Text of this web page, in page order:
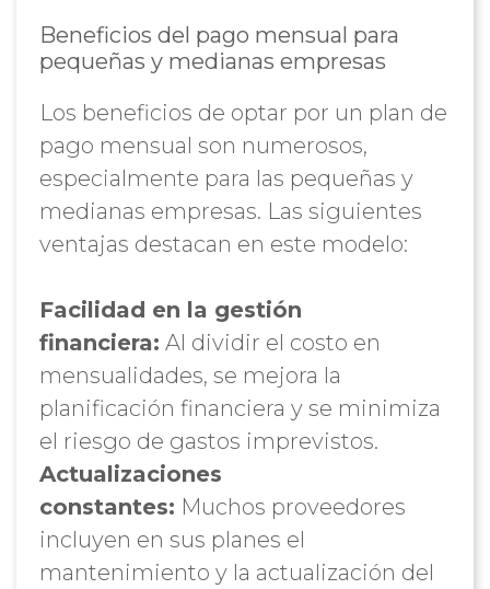
Beneficios del pago mensual para
pequeñas y medianas empresas
Los beneficios de optar por un plan de
pago mensual son numerosos,
especialmente para las pequeñas y
medianas empresas. Las siguientes
ventajas destacan en este modelo:
Facilidad en la gestión
financiera: Al dividir el costo en
mensualidades, se mejora la
planificación financiera y se minimiza
el riesgo de gastos imprevistos.
Actualizaciones
constantes: Muchos proveedores
incluyen en sus planes el
mantenimiento y la actualización del